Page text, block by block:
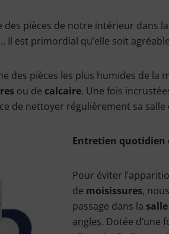
des pièces de notre intérieur dans
Il est primordial qu’elle soit
des pièces les plus humides de
ou de calcaire. Une fois
de nettoyer régulièrement sa salle
Entretien quotidien
Pour éviter
de moisissures,
passage dans la
angles. Dotée d’une